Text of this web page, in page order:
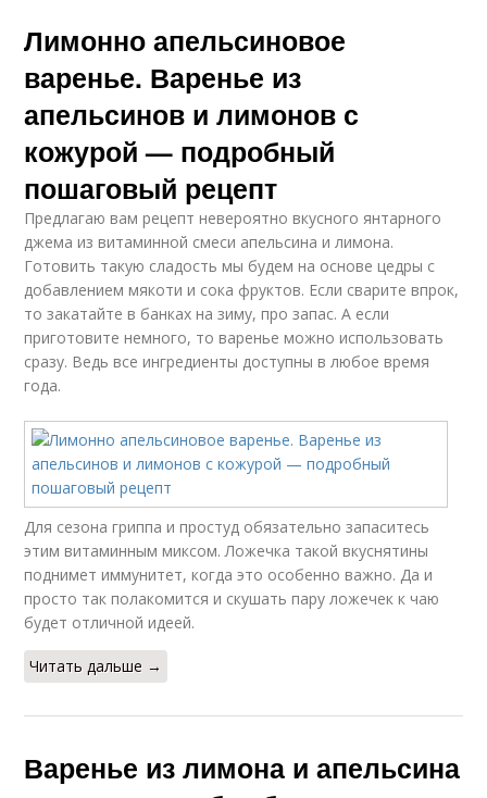
Лимонно апельсиновое
варенье. Варенье из
апельсинов и лимонов с
кожурой — подробный
пошаговый рецепт
Предлагаю вам рецепт невероятно вкусного янтарного
джема из витаминной смеси апельсина и лимона.
Готовить такую сладость мы будем на основе цедры с
добавлением мякоти и сока фруктов. Если сварите впрок,
то закатайте в банках на зиму, про запас. А если
приготовите немного, то варенье можно использовать
сразу. Ведь все ингредиенты доступны в любое время
года.
Для сезона гриппа и простуд обязательно запаситесь
этим витаминным миксом. Ложечка такой вкуснятины
поднимет иммунитет, когда это особенно важно. Да и
просто так полакомится и скушать пару ложечек к чаю
будет отличной идеей.
Читать дальше →
Варенье из лимона и апельсина